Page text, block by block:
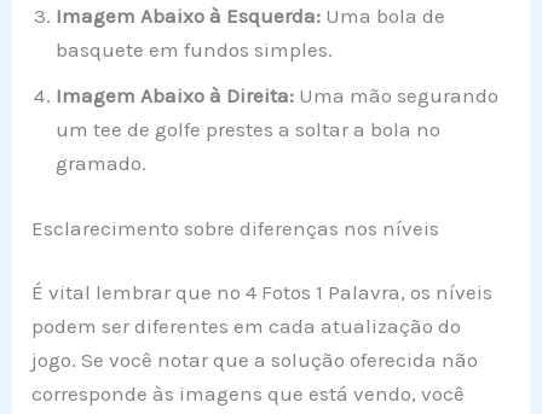
Imagem Abaixo à Esquerda: Uma bola de
basquete em fundos simples.
Imagem Abaixo à Direita: Uma mão segurando
um tee de golfe prestes a soltar a bola no
gramado.
Esclarecimento sobre diferenças nos níveis
É vital lembrar que no 4 Fotos 1 Palavra, os níveis
podem ser diferentes em cada atualização do
jogo. Se você notar que a solução oferecida não
corresponde às imagens que está vendo, você